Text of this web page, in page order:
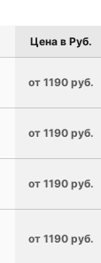
Цена в Руб.
от 1190 руб.
от 1190 руб.
от 1190 руб.
от 1190 руб.